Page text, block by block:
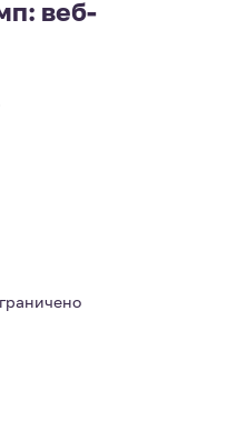
веб-